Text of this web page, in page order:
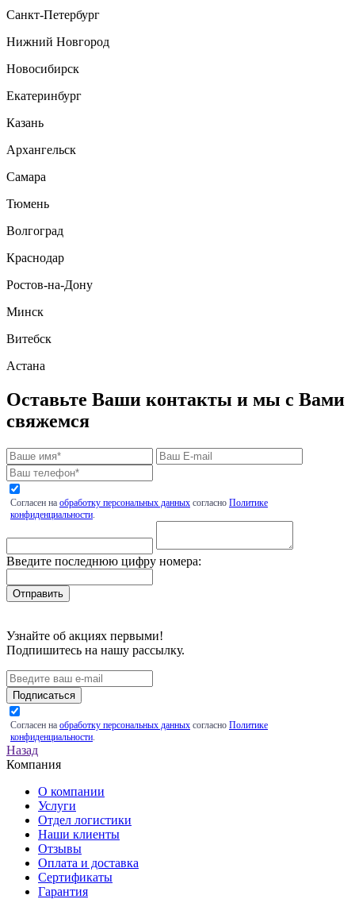
Санкт-Петербург
Нижний Новгород
Новосибирск
Екатеринбург
Казань
Архангельск
Самара
Тюмень
Волгоград
Краснодар
Ростов-на-Дону
Минск
Витебск
Астана
Оставьте Ваши контакты и мы с Вами
свяжемся
Согласен на обработку персональных данных согласно Политике
конфиденциальности.
Введите последнюю цифру номера:
Узнайте об акциях первыми!
Подпишитесь на нашу рассылку.
Подписаться
Согласен на обработку персональных данных согласно Политике
конфиденциальности.
Назад
Компания
О компании
Услуги
Отдел логистики
Наши клиенты
Отзывы
Оплата и доставка
Сертификаты
Гарантия